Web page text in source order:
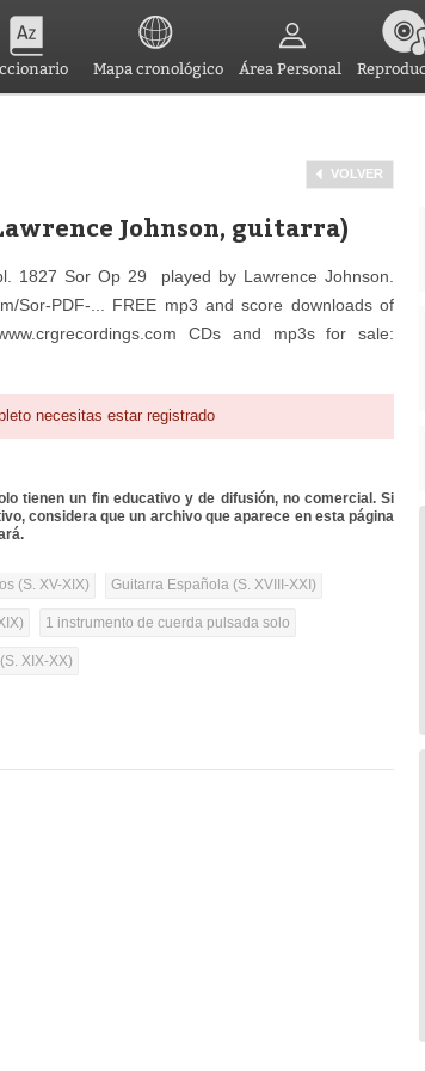
Mapa cronológico Área Personal
VOLVER
Johnson, guitarra)
1827 Sor Op 29 played by Lawrence Johnson.
Sor-PDF-... FREE mp3 and score downloads of
CDs and mp3s for sale:
necesitas estar registrado
tienen un fin educativo y de difusión, no comercial. Si
considera que un archivo que aparece en esta página
(S. XV-XIX) Guitarra Española (S. XVIII-XXI)
1 instrumento de cuerda pulsada solo
XIX-XX)